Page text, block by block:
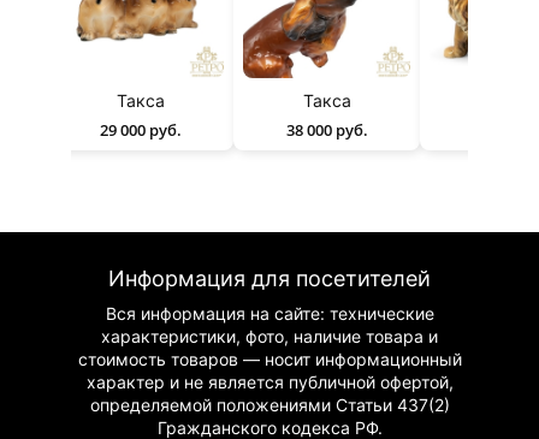
Такса
29 000 руб.
Такса
38 000 руб.
Информация для посетителей
Вся информация на сайте: технические
характеристики, фото, наличие товара и
стоимость товаров — носит информационный
характер и не является публичной офертой,
определяемой положениями Статьи 437(2)
Гражданскогокодекса РФ.